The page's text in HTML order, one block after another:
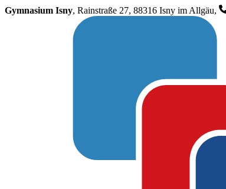
Gymnasium Isny, Rainstraße 27, 88316 Isny im Allgäu,